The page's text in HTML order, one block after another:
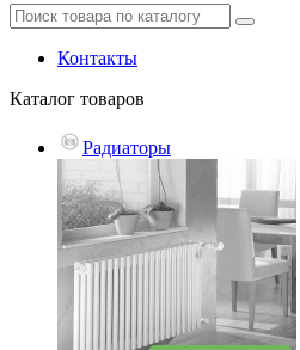
Контакты
Каталог товаров
Радиаторы